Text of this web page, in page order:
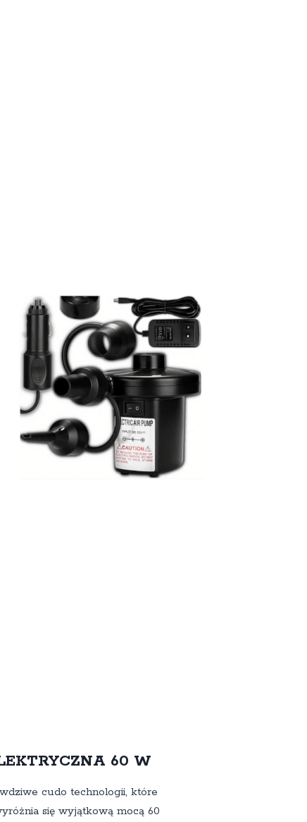
60 W
cudo technologii, które
się wyjątkową mocą 60